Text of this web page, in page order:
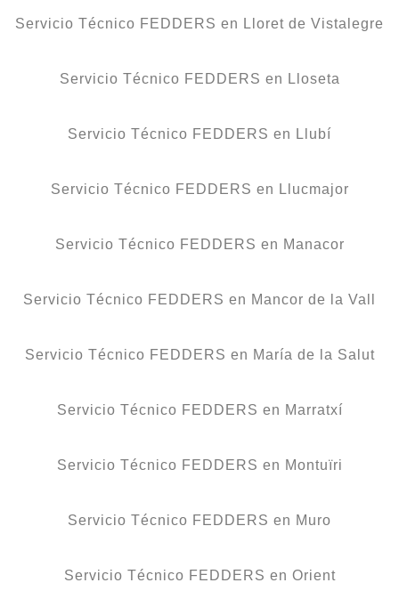
Servicio Técnico FEDDERS en Lloret de Vistalegre
Servicio Técnico FEDDERS en Lloseta
Servicio Técnico FEDDERS en Llubí
Servicio Técnico FEDDERS en Llucmajor
Servicio Técnico FEDDERS en Manacor
Servicio Técnico FEDDERS en Mancor de la Vall
Servicio Técnico FEDDERS en María de la Salut
Servicio Técnico FEDDERS en Marratxí
Servicio Técnico FEDDERS en Montuïri
Servicio Técnico FEDDERS en Muro
Servicio Técnico FEDDERS en Orient